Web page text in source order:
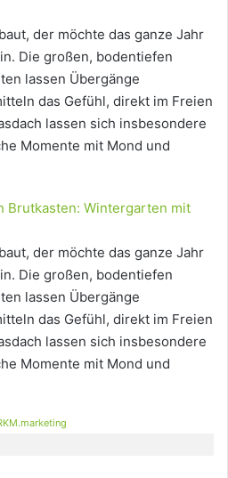
der möchte das ganze Jahr
Die großen, bodentiefen
lassen Übergänge
das Gefühl, direkt im Freien
lassen sich insbesondere
Momente mit Mond und
Brutkasten: Wintergarten mit
der möchte das ganze Jahr
Die großen, bodentiefen
lassen Übergänge
das Gefühl, direkt im Freien
lassen sich insbesondere
Momente mit Mond und